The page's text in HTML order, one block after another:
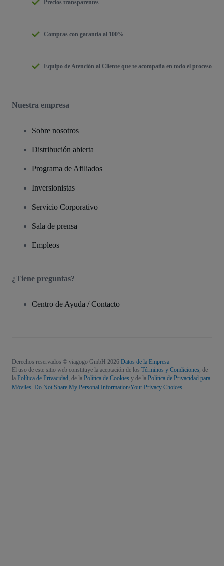
Precios transparentes
Compras con garantía al 100%
Equipo de Atención al Cliente que te acompaña en todo el proceso
Nuestra empresa
Sobre nosotros
Distribución abierta
Programa de Afiliados
Inversionistas
Servicio Corporativo
Sala de prensa
Empleos
¿Tiene preguntas?
Centro de Ayuda / Contacto
Derechos reservados © viagogo GmbH 2026 Datos de la Empresa
El uso de este sitio web constituye la aceptación de los Términos y Condiciones, de
la Política de Privacidad, de la Política de Cookies y de la Política de Privacidad para
Móviles Do Not Share My Personal Information/Your Privacy Choices